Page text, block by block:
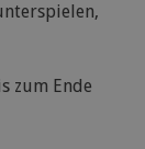
zum Ende